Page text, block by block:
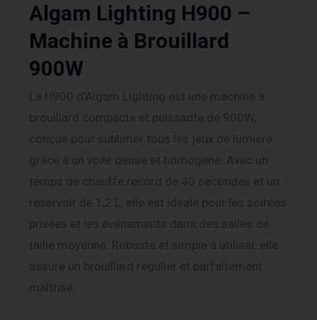
Algam Lighting H900 –
Machine à Brouillard
900W
La H900 d’Algam Lighting est une machine à
brouillard compacte et puissante de 900W,
conçue pour sublimer tous les jeux de lumière
grâce à un voile dense et homogène. Avec un
temps de chauffe record de 40 secondes et un
réservoir de 1,2 L, elle est idéale pour les soirées
privées et les événements dans des salles de
taille moyenne. Robuste et simple à utiliser, elle
assure un brouillard régulier et parfaitement
maîtrisé.